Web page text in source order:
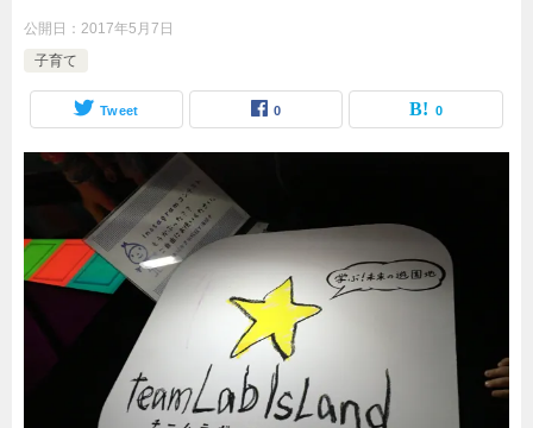
公開日： 2017年5月7日
子育て
Tweet 0 0